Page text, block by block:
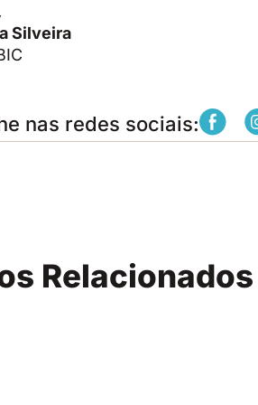
Silveira
nas redes sociais: